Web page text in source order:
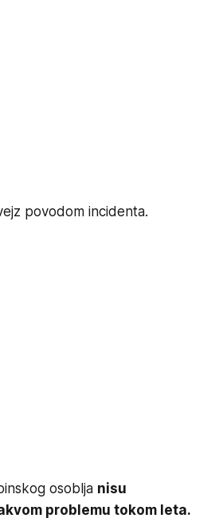
povodom incidenta.
osoblja nisu
problemu tokom leta.